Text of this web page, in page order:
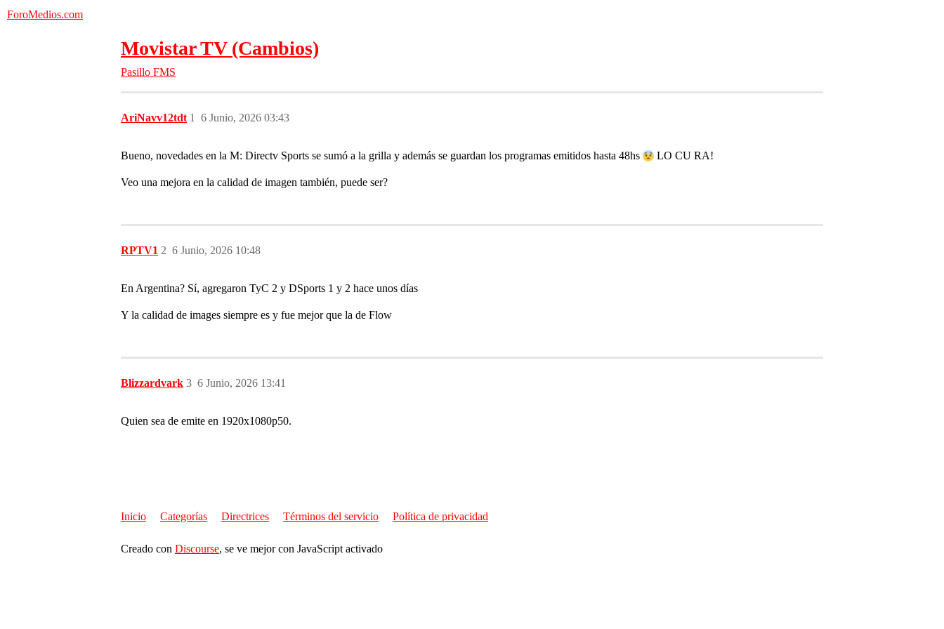
ForoMedios.com
Movistar TV (Cambios)
Pasillo FMS
AriNavv12tdt 6 Junio, 2026 03:43
1
Bueno, novedades en la M: Directv Sports se sumó a la grilla y además se guardan los programas emitidos hasta 48hs LO CU RA!
Veo una mejora en la calidad de imagen también, puede ser?
RPTV1 6 Junio, 2026 10:48
2
En Argentina? Sí, agregaron TyC 2 y DSports 1 y 2 hace unos días
Y la calidad de images siempre es y fue mejor que la de Flow
Blizzardvark 6 Junio, 2026 13:41
3
Quien sea de emite en 1920x1080p50.
Inicio Categorías Directrices Términos del servicio Política de privacidad
Creado con Discourse, se ve mejor con JavaScript activado